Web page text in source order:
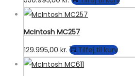
McIntosh MC257
129.995,00 kr. Tilføj til kurv